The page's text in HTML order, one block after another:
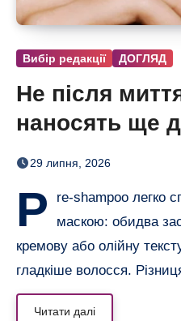
Вибір редакції ДОГЛЯД
Не після
наносять ще
29 липня, 2026
P
re-shampoo легко
маскою: обидва
кремову або олійну
гладкіше волосся.
Читати далі